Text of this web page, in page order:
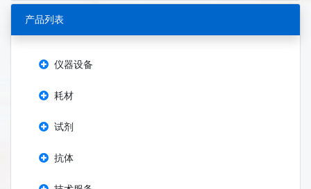
产品列表
仪器设备
耗材
试剂
抗体